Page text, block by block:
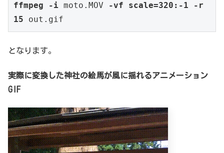
ffmpeg -i moto.MOV
-vf scale=320:-1 -r
15
out.gif
となります。
実際に変換した神社の絵馬が風に揺れるアニメーション
GIF